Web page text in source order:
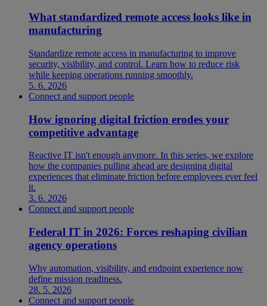
What standardized remote access looks like in
manufacturing
Standardize remote access in manufacturing to improve
security, visibility, and control. Learn how to reduce risk
while keeping operations running smoothly.
5. 6. 2026
Connect and support people
How ignoring digital friction erodes your
competitive advantage
Reactive IT isn't enough anymore. In this series, we explore
how the companies pulling ahead are designing digital
experiences that eliminate friction before employees ever feel
it.
3. 6. 2026
Connect and support people
Federal IT in 2026: Forces reshaping civilian
agency operations
Why automation, visibility, and endpoint experience now
define mission readiness.
28. 5. 2026
Connect and support people